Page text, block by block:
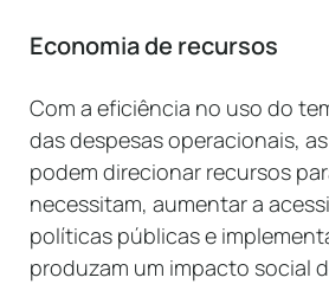
Economia de recursos
Com a eficiência no uso do
das despesas operacionais,
podem direcionar recursos
necessitam, aumentar a
políticas públicas e
produzam um impacto social